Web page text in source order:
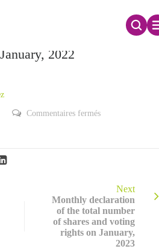
the total number of shares
2022
Commentaires ferméssur
voting
rights
on
January,
2022
Next
Monthly declaration
of the total number
of shares and voting
rights on January,
2023